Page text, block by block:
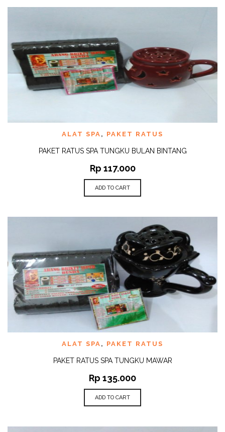
ALAT SPA , PAKET RATUS
PAKET RATUS SPA TUNGKU BULAN BINTANG
Rp 117.000
ADD TO CART
ALAT SPA , PAKET RATUS
PAKET RATUS SPA TUNGKU MAWAR
Rp 135.000
ADD TO CART